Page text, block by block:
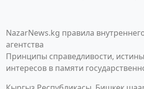
NazarNews.kg правила
агентства
Принципы справедливости,
интересов в памяти